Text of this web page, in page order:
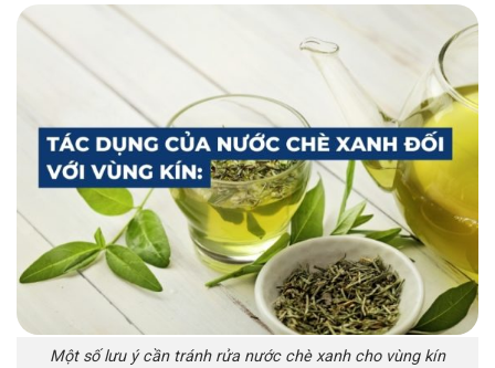
Một số lưu ý cần tránh rửa nước chè xanh cho vùng kín